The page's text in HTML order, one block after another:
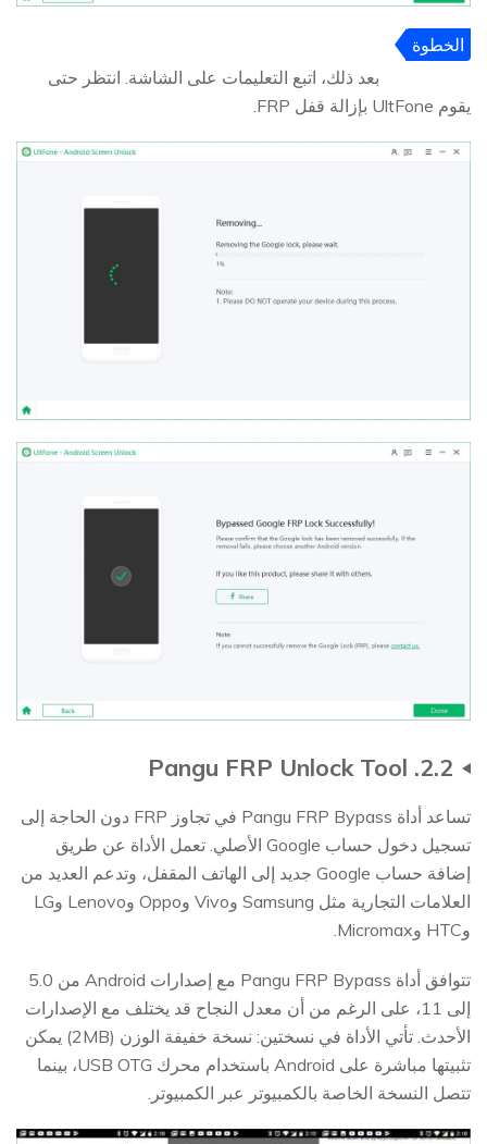
الخطوة
بعد ذلك، اتبع التعليمات على الشاشة. انتظر حتى
يقوم UltFone بإزالة قفل FRP.
2.2. Pangu FRP Unlock Tool
تساعد أداة Pangu FRP Bypass في تجاوز FRP دون الحاجة إلى
تسجيل دخول حساب Google الأصلي. تعمل الأداة عن طريق
إضافة حساب Google جديد إلى الهاتف المقفل، وتدعم العديد من
العلامات التجارية مثل Samsung وVivo وOppo وLenovo وLG
وHTC وMicromax.
تتوافق أداة Pangu FRP Bypass مع إصدارات Android من 5.0
إلى 11، على الرغم من أن معدل النجاح قد يختلف مع الإصدارات
الأحدث. تأتي الأداة في نسختين: نسخة خفيفة الوزن (2MB) يمكن
تثبيتها مباشرة على Android باستخدام محرك USB OTG، بينما
تتصل النسخة الخاصة بالكمبيوتر عبر الكمبيوتر.